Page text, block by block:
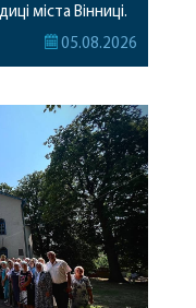
міста Вінниці.
підносилися
за воїнів, які
05.08.2026